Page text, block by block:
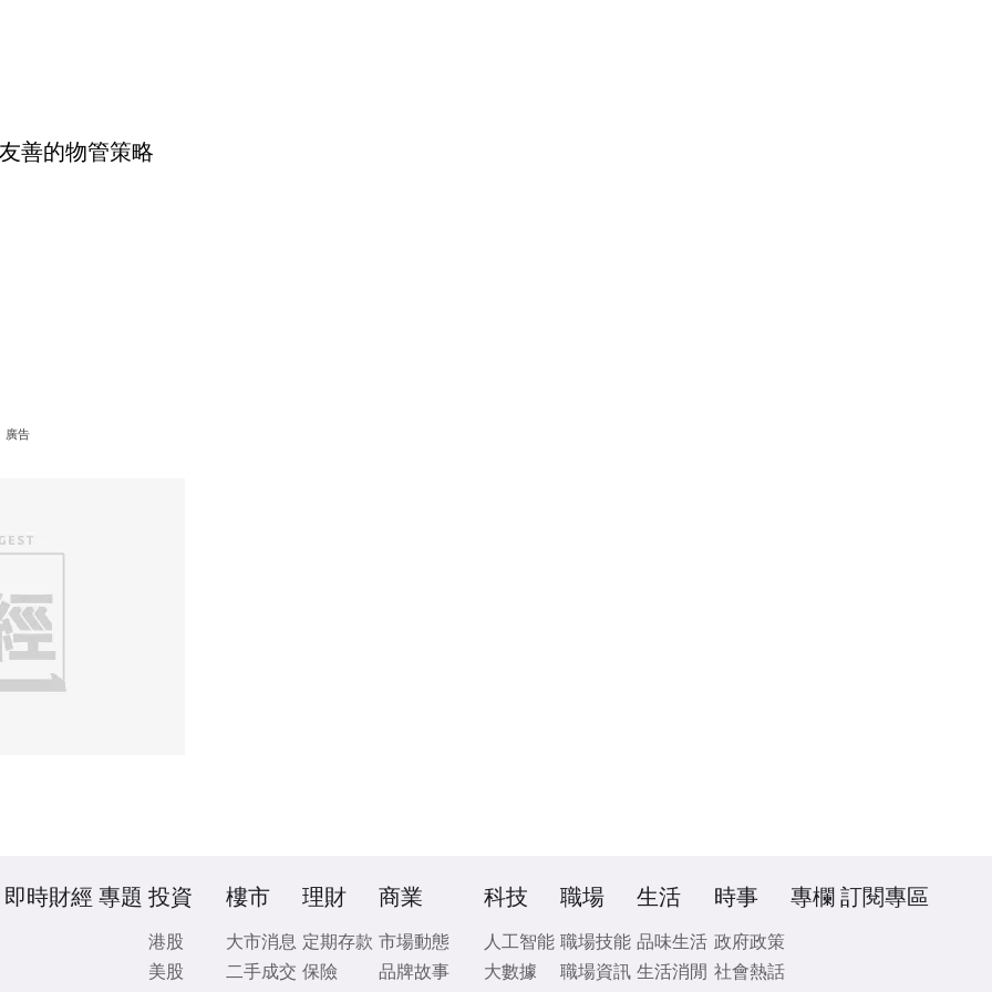
善的物管策略
廣告
即時財經 專題 投資
港股
美股
樓市
大市消息
二手成交
理財
定期存款
保險
商業
市場動態
品牌故事
科技
人工智能
大數據
職場
職場技能
職場資訊
生活
品味生活
生活消閒
時事
政府政策
社會熱話
專欄 訂閱專區